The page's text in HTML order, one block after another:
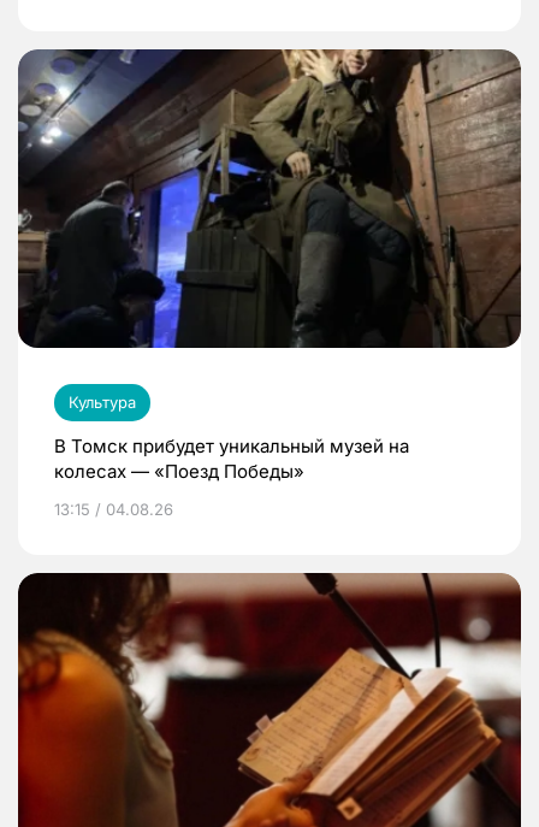
Культура
В Томск прибудет уникальный музей на
колесах — «Поезд Победы»
13:15 / 04.08.26